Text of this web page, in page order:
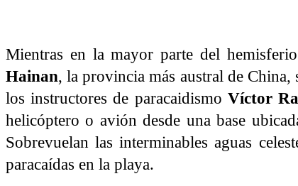
Mientras en la mayor parte del
Hainan, la provincia más austral de China,
los instructores de paracaidismo Víctor
helicóptero o avión desde una base
Sobrevuelan las interminables aguas
paracaídas en la playa.